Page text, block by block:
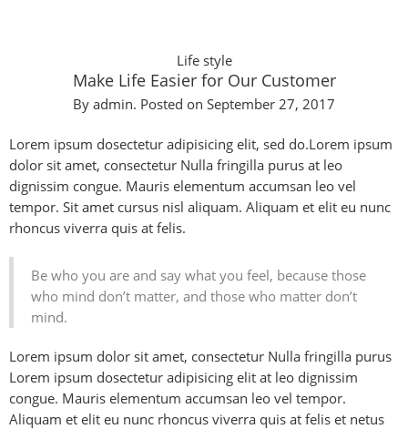
Life style
Make Life Easier for Our Customer
By admin. Posted on September 27, 2017
Lorem ipsum dosectetur adipisicing elit, sed do.Lorem ipsum
dolor sit amet, consectetur Nulla fringilla purus at leo
dignissim congue. Mauris elementum accumsan leo vel
tempor. Sit amet cursus nisl aliquam. Aliquam et elit eu nunc
rhoncus viverra quis at felis.
Be who you are and say what you feel, because those
who mind don’t matter, and those who matter don’t
mind.
Lorem ipsum dolor sit amet, consectetur Nulla fringilla purus
Lorem ipsum dosectetur adipisicing elit at leo dignissim
congue. Mauris elementum accumsan leo vel tempor.
Aliquam et elit eu nunc rhoncus viverra quis at felis et netus